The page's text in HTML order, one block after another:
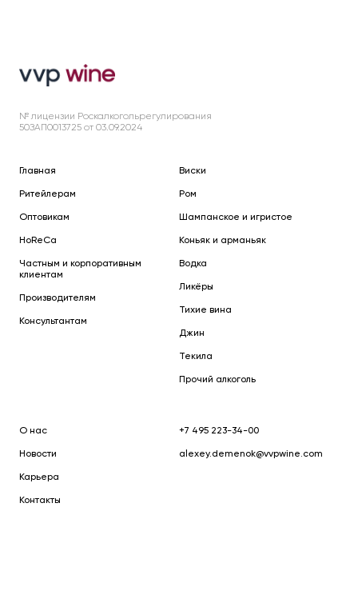
№ лицензии Роскалкогольрегулирования
50ЗАП0013725 от 03.09.2024
Главная
Ритейлерам
Оптовикам
HoReCa
Частным и корпоративным
клиентам
Производителям
Консультантам
Виски
Ром
Шампанское и игристое
Коньяк и арманьяк
Водка
Ликёры
Тихие вина
Джин
Текила
Прочий алкоголь
О нас
Новости
Карьера
Контакты
+7 495 223-34-00
alexey.demenok@vvpwine.com